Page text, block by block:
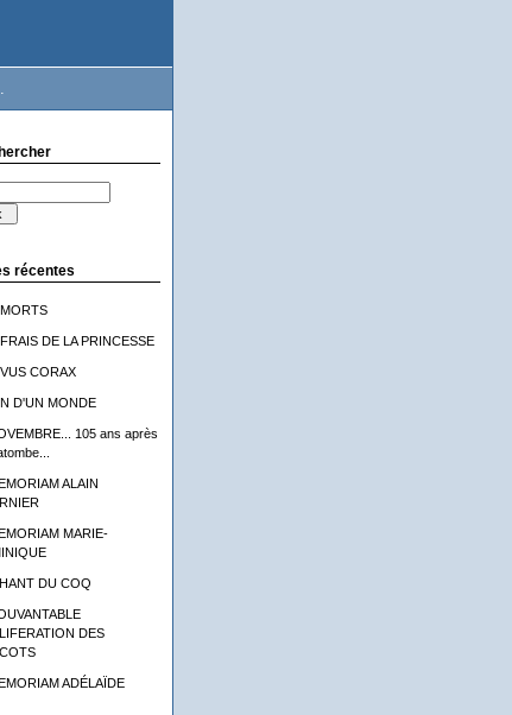
récentes
DE LA PRINCESSE
CORAX
D'UN MONDE
105 ans après
ALAIN
MARIE-
DU COQ
DES
ADÉLAÏDE